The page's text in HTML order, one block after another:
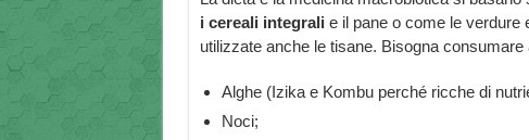
i cereali integrali e il pane o come le verdure
utilizzate anche le tisane. Bisogna consumare
Alghe (Izika e Kombu perché ricche di
Noci;